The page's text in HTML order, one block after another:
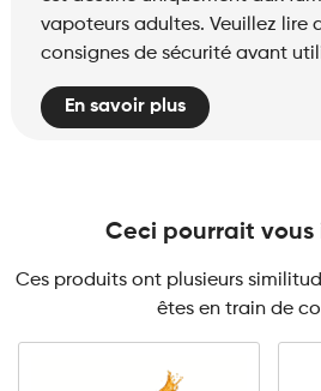
vapoteurs adultes. Veuillez lire
consignes de sécurité avant
En savoir plus
Ceci pourrait vous
Ces produits ont plusieurs
êtes en train de